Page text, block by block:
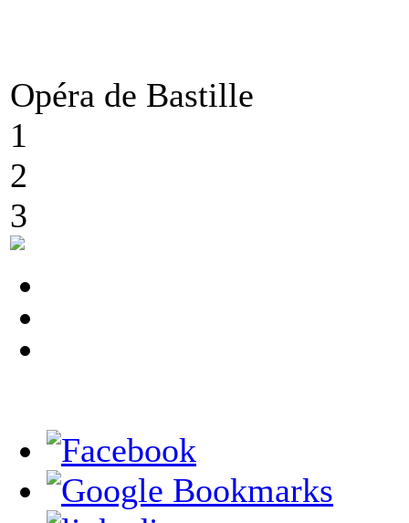
Opéra de Bastille
1
2
3